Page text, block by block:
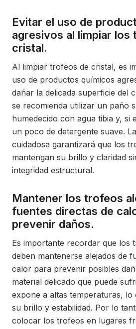
Evitar el uso de
agresivos al limpiar los
cristal.
Al limpiar trofeos de cristal, es
uso de productos químicos
dañar la delicada superficie del
se recomienda utilizar un paño
humedecido con agua tibia y, si
un poco de detergente suave.
cuidadosa garantizará que los
mantengan su brillo y claridad
integridad estructural.
Mantener los trofeos
fuentes directas de
prevenir daños.
Es importante recordar que los
deben mantenerse alejados de
calor para prevenir posibles
material delicado que puede
expone a altas temperaturas,
su brillo y estabilidad. Por lo
colocar los trofeos en lugares